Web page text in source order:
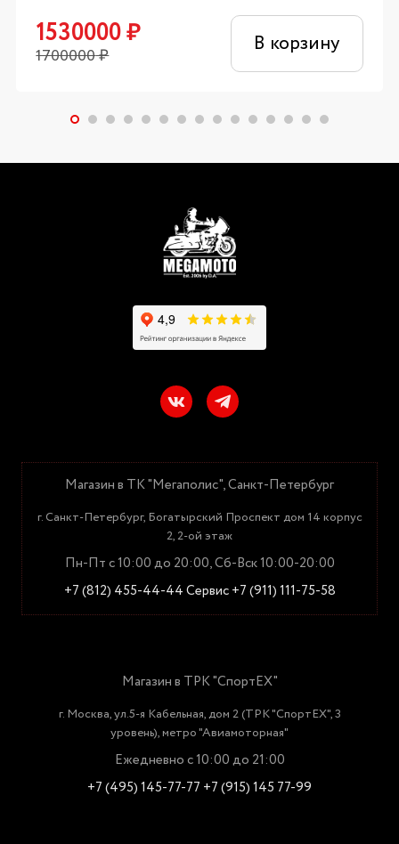
1530000₽
1700000₽ В корзину
Магазин в ТК "Мегаполис", Санкт-Петербург
г. Санкт-Петербург, Богатырский Проспект дом 14 корпус
2, 2-ой этаж
Пн-Пт с 10:00 до 20:00, Сб-Вск 10:00-20:00
+7 (812) 455-44-44Сервис +7 (911) 111-75-58
Магазин в ТРК "СпортЕХ"
г. Москва, ул.5-я Кабельная, дом 2 (ТРК "СпортЕХ", 3
уровень), метро "Авиамоторная"
Ежедневно с 10:00 до 21:00
+7 (495) 145-77-77 +7 (915) 145 77-99